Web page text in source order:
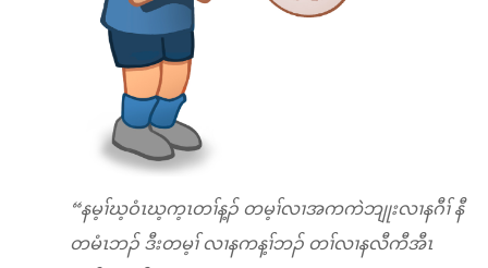
“နမ့ၢ်ဃ့ဝံၤဃ့က့ၤတၢ်န့ၣ် တမ့ၢ်လၢအကကဲဘျုးလၢနဂီၢ် နီ
တမံၤဘၣ် ဒီးတမ့ၢ် လၢနကန့ၢ်ဘၣ် တၢ်လၢနလီကီအီၤ